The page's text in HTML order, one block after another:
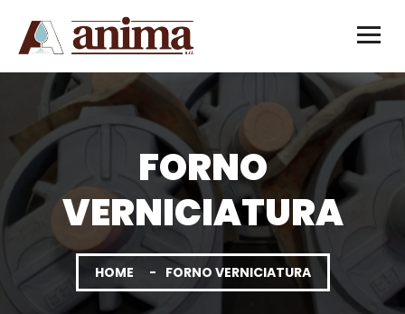
FORNO
VERNICIATURA
HOME FORNO VERNICIATURA